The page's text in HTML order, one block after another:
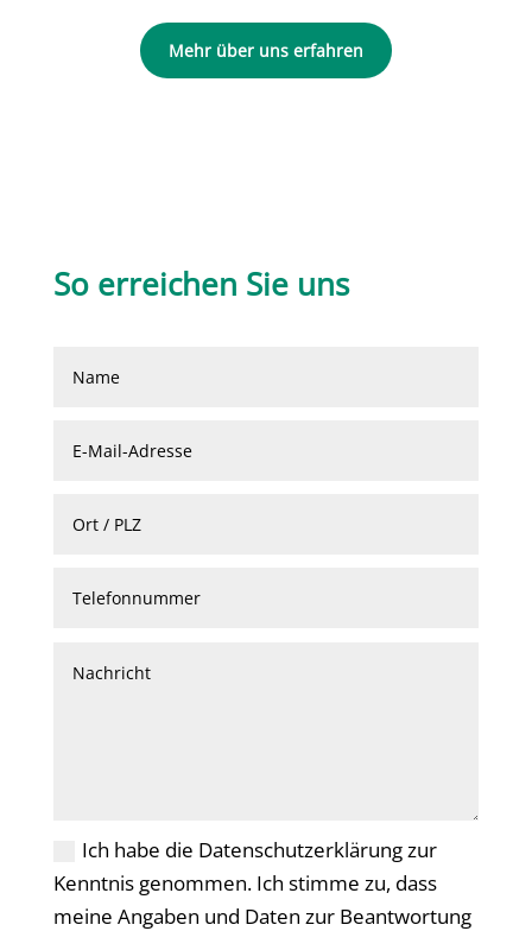
Mehr über uns erfahren
So erreichen Sie uns
Ich habe die Datenschutzerklärung zur
Kenntnis genommen. Ich stimme zu, dass
meine Angaben und Daten zur Beantwortung